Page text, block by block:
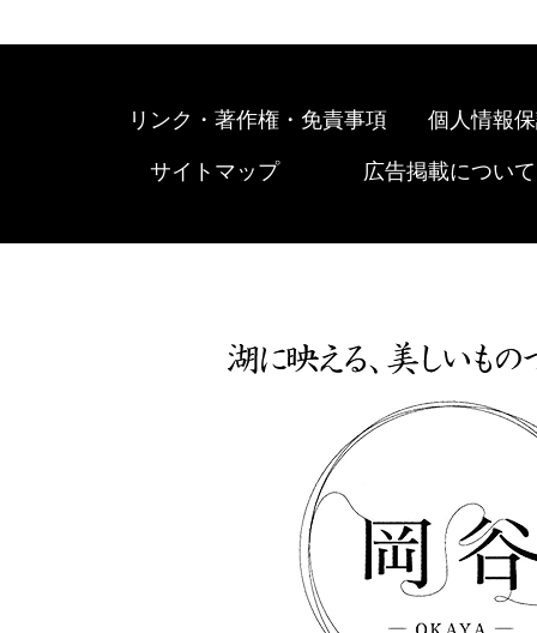
リンク・著作権・免責事項 個人情報
サイトマップ 広告掲載について